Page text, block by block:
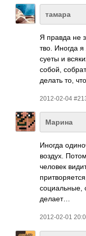
тамара
Я правда не
тво. Иногда
суеты и
собой,
делать то,
2012-02-04
Марина
Иногда
воздух.
человек
социальные,
делает…
2012-02-01